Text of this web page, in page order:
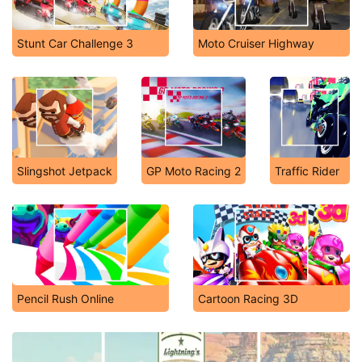
Stunt Car Challenge 3 Moto Cruiser Highway
Slingshot Jetpack GP Moto Racing 2 Traffic Rider
Pencil Rush Online Cartoon Racing 3D